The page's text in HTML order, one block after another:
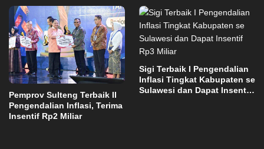
Pemprov Sulteng Terbaik II
Pengendalian Inflasi, Terima
Insentif Rp2 Miliar
Sigi Terbaik I Pengendalian
Inflasi Tingkat Kabupaten se
Sulawesi dan Dapat Insentif